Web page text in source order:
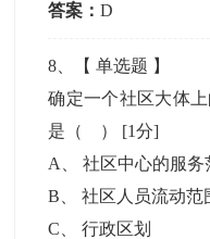
答案：D
8 、【单选题 】
确定一个社区大体
是（ ） [1分]
A
、社区中心的服务
B 、社区人员流动范
C 、行政区划